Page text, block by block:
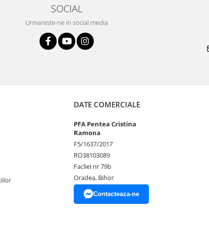
SOCIAL
Urmareste-ne in social media
DATE COMERCIALE
PFA Pentea Cristina
Ramona
F5/1637/2017
RO38103089
Facliei nr 79b
Oradea, Bihor
Contacteaza-ne